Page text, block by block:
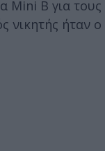
Mini Β για τους
νικητής ήταν ο